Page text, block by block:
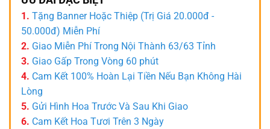
1. Tặng Banner Hoặc Thiệp (Trị Giá 20.000đ -
50.000đ) Miễn Phí
2. Giao Miễn Phí Trong Nội Thành 63/63 Tỉnh
3. Giao Gấp Trong Vòng 60 phút
4. Cam Kết 100% Hoàn Lại Tiền Nếu Bạn Không Hài
Lòng
5. Gửi Hình Hoa Trước Và Sau Khi Giao
6. Cam Kết Hoa Tươi Trên 3 Ngày